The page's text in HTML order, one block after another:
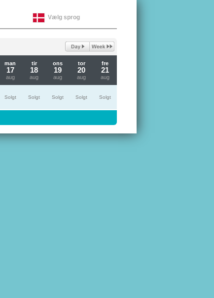
Vælg sprog
man
17
aug
tir
18
aug
ons
19
aug
tor
20
aug
fre
21
aug
Solgt Solgt Solgt Solgt Solgt